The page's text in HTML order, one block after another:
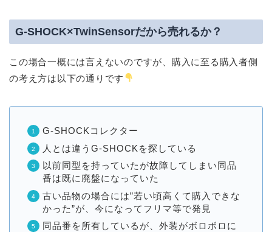
G-SHOCK×TwinSensorだから売れるか？
この場合一概には言えないのですが、購入に至る購入者側
の考え方は以下の通りです
G-SHOCKコレクター
人とは違うG-SHOCKを探している
以前同型を持っていたが故障してしまい同品
番は既に廃盤になっていた
古い品物の場合には”若い頃高くて購入できな
かった”が、今になってフリマ等で発見
同品番を所有しているが、外装がボロボロに